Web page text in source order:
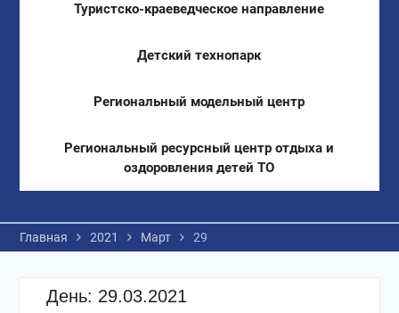
Туристско-краеведческое направление
Детский технопарк
Региональный модельный центр
Региональный ресурсный центр отдыха и
оздоровления детей ТО
Главная 2021 Март 29
День: 29.03.2021